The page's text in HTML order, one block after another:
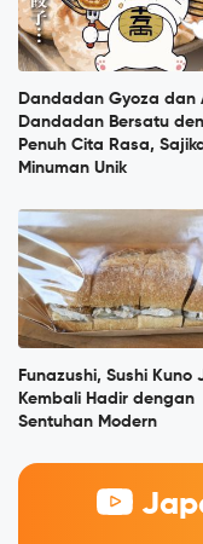
Dandadan Gyoza dan
Dandadan Bersatu
Penuh Cita Rasa,
Minuman Unik
Funazushi, Sushi Kuno
Kembali Hadir dengan
Sentuhan Modern